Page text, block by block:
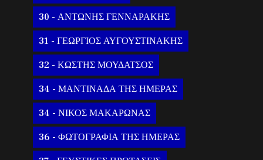
30 - ΑΝΤΩΝΗΣ ΓΕΝΝΑΡΑΚΗΣ
31 - ΓΕΩΡΓΙΟΣ ΑΥΓΟΥΣΤΙΝΑΚΗΣ
32 - ΚΩΣΤΗΣ ΜΟΥΔΑΤΣΟΣ
34 - ΜΑΝΤΙΝΑΔΑ ΤΗΣ ΗΜΕΡΑΣ
34 - ΝΙΚΟΣ ΜΑΚΑΡΩΝΑΣ
36 - ΦΩΤΟΓΡΑΦΙΑ ΤΗΣ ΗΜΕΡΑΣ